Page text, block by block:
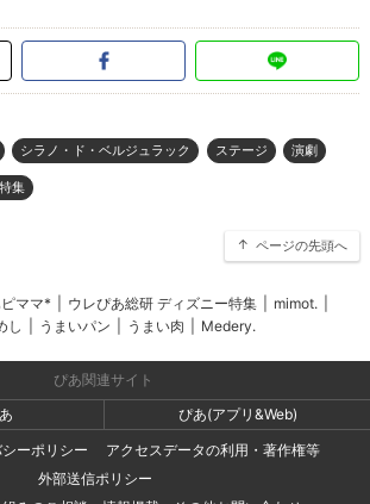
シラノ・ド・ベルジュラック ステージ 演劇
集
ページの先頭へ
ママ* ウレぴあ総研 ディズニー特集 mimot.
し
うまいパン うまい肉 Medery.
ぴあ関連サイト
ぴあ(アプリ&Web)
ーポリシー
アクセスデータの利用・著作権等
外部送信ポリシー